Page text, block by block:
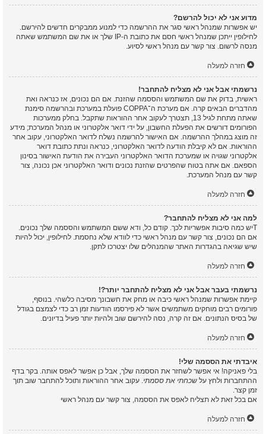
מדוע אני לא יכול להרשם?
יש אפשרות שמנהל ראשי סגר את ההרשמה כדי למנוע ממבקרים חדשים להירשם.
לחילופין ייתכן שמנהל ראשי חסם את כתובת ה-IP שלך או את שם המשתמש שאתה
מנסה לרשום. צור קשר עם מנהל ראשי לסיוע.
חזרה למעלה
נרשמתי אבל אני לא מצליח להתחבר!
ראשית, בדוק את שם המשתמש והססמה שהזנת. אם הם נכונים, אז כנראה ואת
מהדברים הבאים קרה. אם מערכת ה־COPPA פועלת במערכת ובהרשמה סימנת
שאתה מתחת לגיל 13, תצטרך לעקוב אחר ההוראות שתקבל. בחלק ממערכות
הפורומים דורשים את הפעלת החשבון, על ידי דואר אלקטרוני או מנהל המערכת; מידע
זה מוצג במהלך ההרשמה. אם האישור להרשמה נשלח לדואר האלקטרוני, עקוב אחר
ההוראות. אם לא קיבלת הודעה לדואר האלקטרוני, כנראה ונתת כתובת דואר
אלקטרוני שגויה או שמערכת הדואר האלקטרוני העבירה את הודעת האישור בסינון
הספאם. אם אתה בטוח שהפרטים שהזנת נכונים ודואר האלקטרוני אכן נכונה, צור
קשר עם מנהל המערכת.
חזרה למעלה
למה אני לא מצליח להתחבר?
Tיש כמה סיבות אפשריות לכך. קודם כל, ודא ששם המשתמש והססמה שלך נכונים.
אם הם נכונים, צור קשר עם מנהל ראשי כדי לוודא שלא נחסמת. לחילופין, יכול להיות
שיש שגיאה בהגדרות האתר שהמנהלים שלו יצטרכו לתקן.
חזרה למעלה
נרשמתי בעבר אבל אני לא מצליח להתחבר יותר?!
קיימת אפשרות שמנהל ראשי כיבה או מחק את חשבונך מסיבה כלשהי. בנוסף,
פורומים רבים מוחקים משתמשים אשר לא פירסמו הודעות זמן רב כדי לצמצם בגודל
של בסיס הנתונים. אם זה קרה, נסה להירשם שוב ולהיות יותר פעיל בדיונים.
חזרה למעלה
איבדתי את הססמה שלי!
בלי פאניקה! אי אפשר לשחזר את הססמה שלך, אבל כן אפשר לאפס אותה. בקר בדף
ההתחברות ולחץ על שכחתי את ססמתי. עקוב אחר ההוראות ותוכל להתחבר שוב תוך
זמן קצר.
אם בכל זאת לא תצליח לאפס את הססמה, צור קשר עם מנהל ראשי
חזרה למעלה